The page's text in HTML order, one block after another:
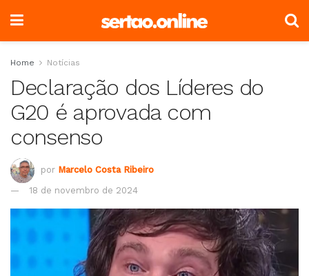
Home Notícias
Declaração dos Líderes do
G20 é aprovada com
consenso
por Marcelo Costa Ribeiro
18 de novembro de 2024